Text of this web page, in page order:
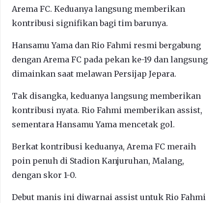
Arema FC. Keduanya langsung memberikan
kontribusi signifikan bagi tim barunya.
Hansamu Yama dan Rio Fahmi resmi bergabung
dengan Arema FC pada pekan ke-19 dan langsung
dimainkan saat melawan Persijap Jepara.
Tak disangka, keduanya langsung memberikan
kontribusi nyata. Rio Fahmi memberikan assist,
sementara Hansamu Yama mencetak gol.
Berkat kontribusi keduanya, Arema FC meraih
poin penuh di Stadion Kanjuruhan, Malang,
dengan skor 1-0.
Debut manis ini diwarnai assist untuk Rio Fahmi